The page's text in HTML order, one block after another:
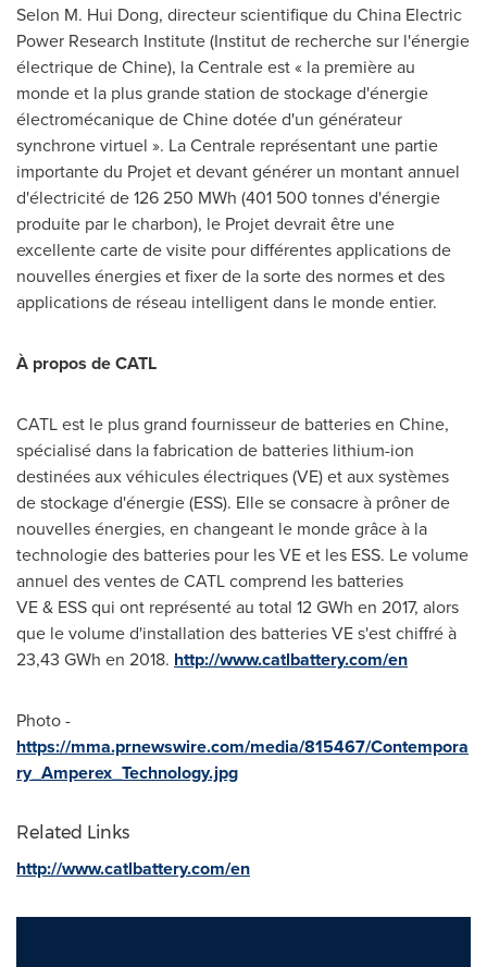
Selon M. Hui Dong, directeur scientifique du China Electric
Power Research Institute (Institut de recherche sur l'énergie
électrique de Chine), la Centrale est « la première au
monde et la plus grande station de stockage d'énergie
électromécanique de Chine dotée d'un générateur
synchrone virtuel ». La Centrale représentant une partie
importante du Projet et devant générer un montant annuel
d'électricité de 126 250 MWh (401 500 tonnes d'énergie
produite par le charbon), le Projet devrait être une
excellente carte de visite pour différentes applications de
nouvelles énergies et fixer de la sorte des normes et des
applications de réseau intelligent dans le monde entier.
À propos de CATL
CATL est le plus grand fournisseur de batteries en Chine,
spécialisé dans la fabrication de batteries lithium-ion
destinées aux véhicules électriques (VE) et aux systèmes
de stockage d'énergie (ESS). Elle se consacre à prôner de
nouvelles énergies, en changeant le monde grâce à la
technologie des batteries pour les VE et les ESS. Le volume
annuel des ventes de CATL comprend les batteries
VE & ESS qui ont représenté au total 12 GWh en 2017, alors
que le volume d'installation des batteries VE s'est chiffré à
23,43 GWh en 2018. http://www.catlbattery.com/en
Photo -
https://mma.prnewswire.com/media/815467/Contempora
ry_Amperex_Technology.jpg
Related Links
http://www.catlbattery.com/en